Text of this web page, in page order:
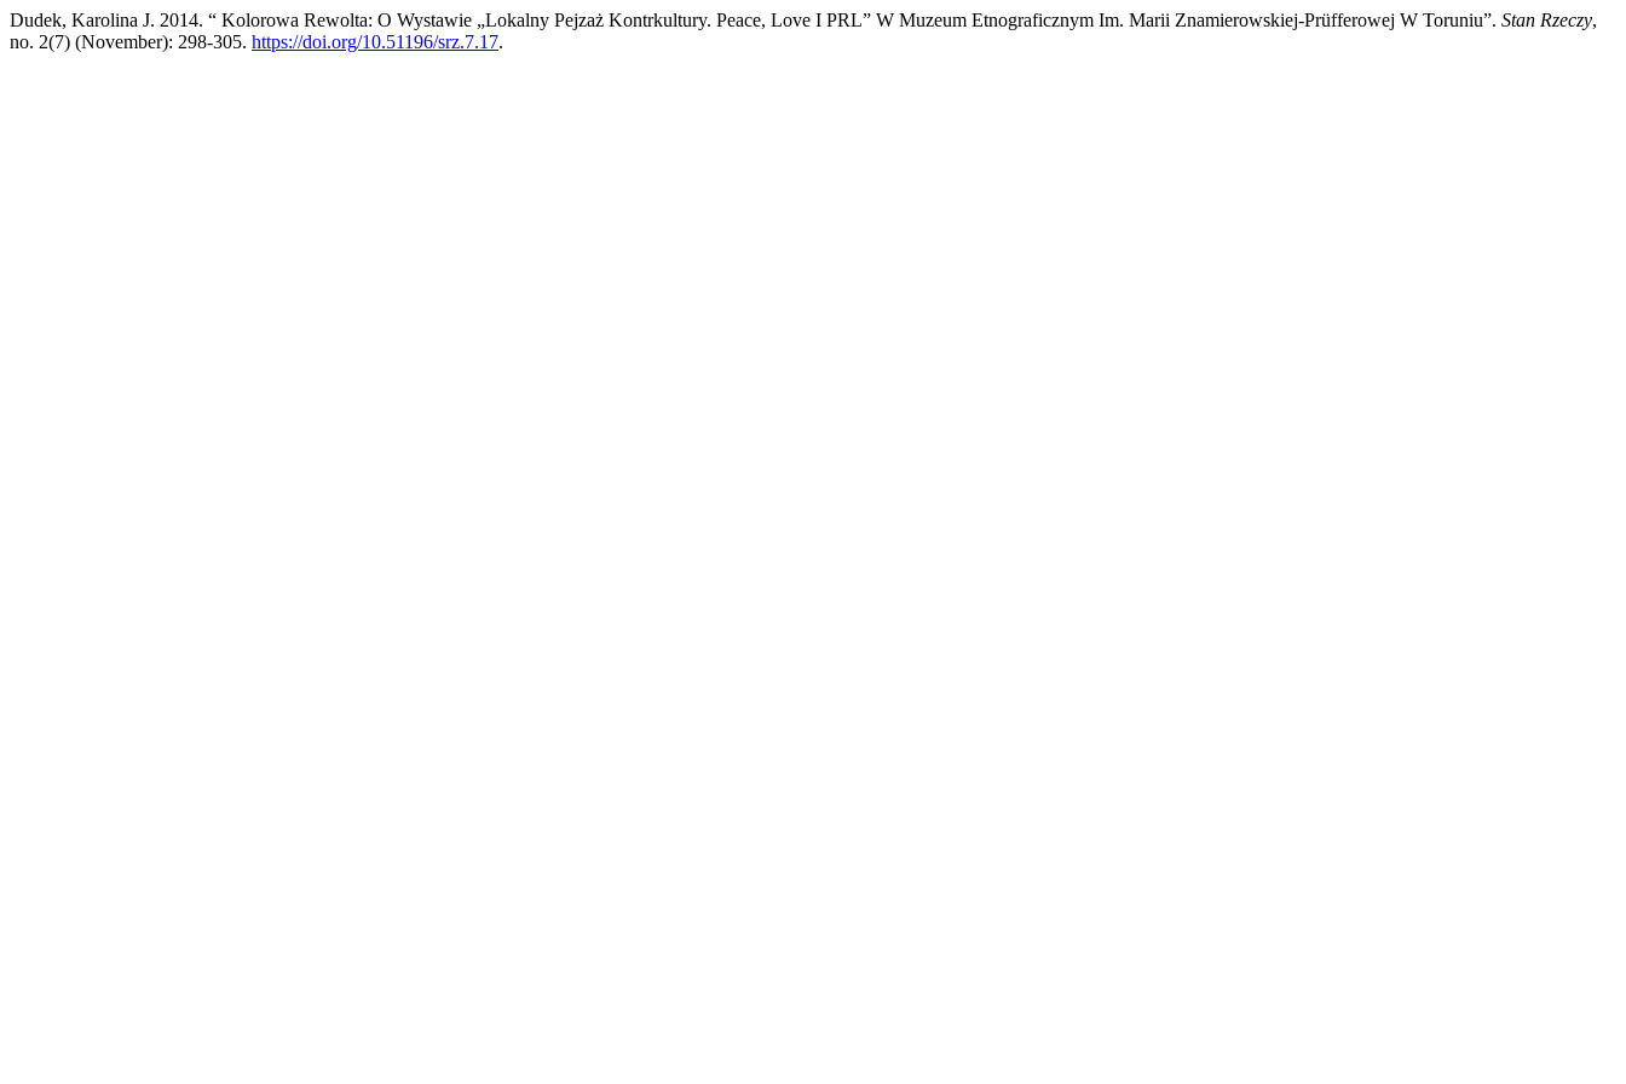
Dudek, Karolina J. 2014. “ Kolorowa Rewolta: O Wystawie „Lokalny Pejzaż Kontrkultury. Peace, Love I PRL” W Muzeum Etnograficznym Im. Marii Znamierowskiej-Prüfferowej W Toruniu”. Stan Rzeczy,
no. 2(7) (November): 298-305. https://doi.org/10.51196/srz.7.17.